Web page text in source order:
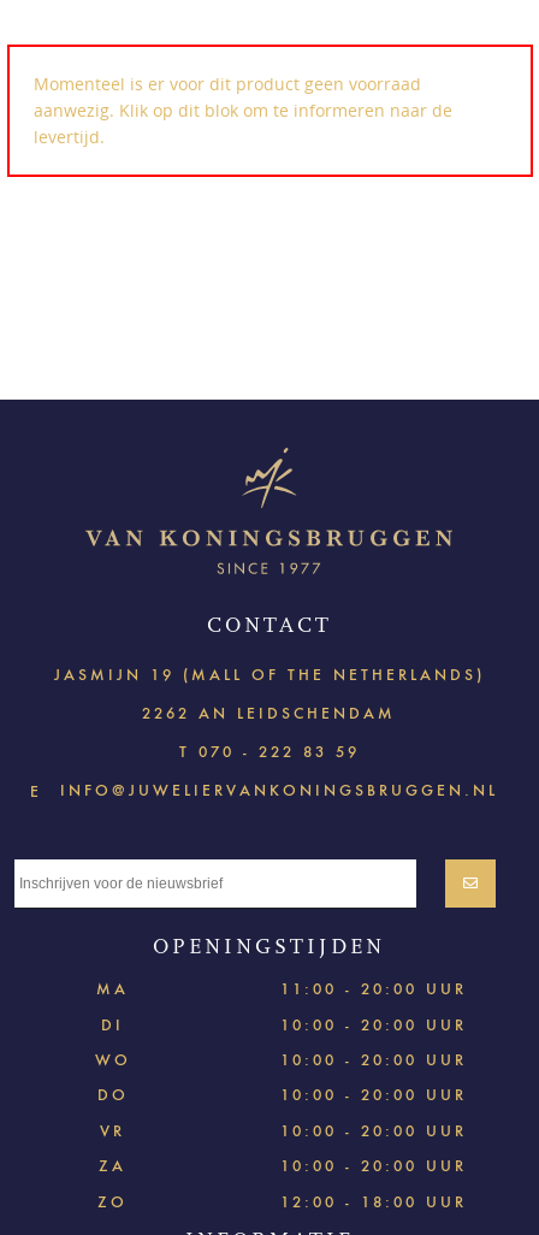
Momenteel is er voor dit product geen voorraad
aanwezig. Klik op dit blok om te informeren naar de
levertijd.
CONTACT
JASMIJN 19 (MALL OF THE NETHERLANDS)
2262 AN LEIDSCHENDAM
T 070 - 222 83 59
E INFO@JUWELIERVANKONINGSBRUGGEN.NL
OPENINGSTIJDEN
MA
11:00 - 20:00 UUR
DI
10:00 - 20:00 UUR
WO
10:00 - 20:00 UUR
DO
10:00 - 20:00 UUR
VR
10:00 - 20:00 UUR
ZA
10:00 - 20:00 UUR
ZO
12:00 - 18:00 UUR